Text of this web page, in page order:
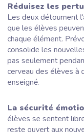
Réduisez les
Les deux détournent
que les élèves
chaque élément.
consolide les
pas seulement
cerveau des élèves à
enseigné.
La sécurité
élèves se sentent
reste ouvert aux